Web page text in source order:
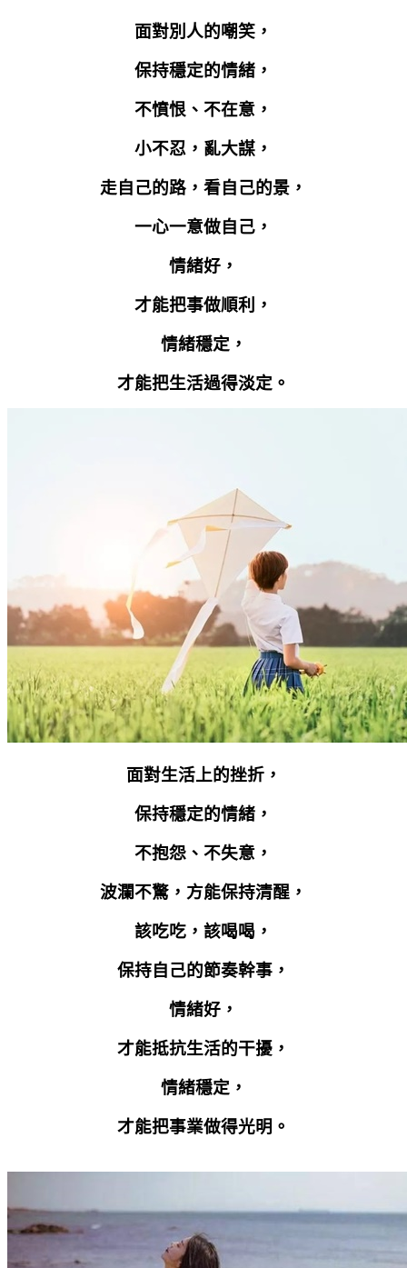
面對別人的嘲笑，
保持穩定的情緒，
不憤恨、不在意，
小不忍，亂大謀，
走自己的路，看自己的景，
一心一意做自己，
情緒好，
才能把事做順利，
情緒穩定，
才能把生活過得淡定。
面對生活上的挫折，
保持穩定的情緒，
不抱怨、不失意，
波瀾不驚，方能保持清醒，
該吃吃，該喝喝，
保持自己的節奏幹事，
情緒好，
才能抵抗生活的干擾，
情緒穩定，
才能把事業做得光明。